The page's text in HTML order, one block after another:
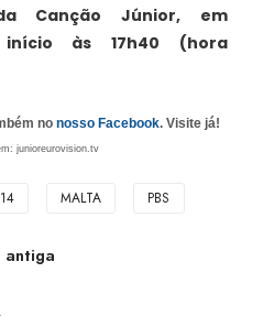
Canção Júnior, em
às 17h40 (hora
no nosso Facebook. Visite já!
junioreurovision.tv
MALTA PBS
antiga